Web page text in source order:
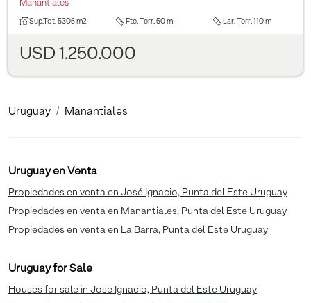
Manantiales
Sup.Tot. 5305 m2 Fte. Terr. 50 m Lar. Terr. 110 m
USD 1.250.000
Uruguay Manantiales
Uruguay en Venta
Propiedades en venta en José Ignacio, Punta del Este Uruguay
Propiedades en venta en Manantiales, Punta del Este Uruguay
Propiedades en venta en La Barra, Punta del Este Uruguay
Uruguay for Sale
Houses for sale in José Ignacio, Punta del Este Uruguay